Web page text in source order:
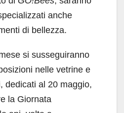
anche
di bellezza.
si susseguiranno
nelle vetrine e
dedicati al 20 maggio,
la Giornata